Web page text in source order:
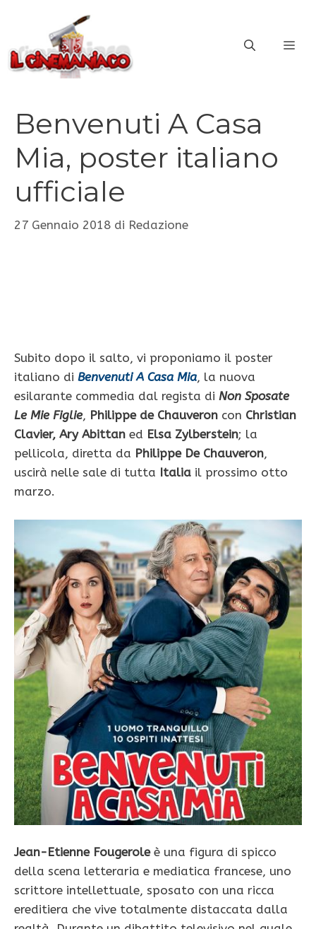
contenuto
Benvenuti A Casa
Mia, poster italiano
ufficiale
27 Gennaio 2018 di Redazione
Subito dopo il salto, vi proponiamo il poster
italiano di Benvenuti A Casa Mia, la nuova
esilarante commedia dal regista di Non Sposate
Le Mie Figlie, Philippe de Chauveron con Christian
Clavier, Ary Abittan ed Elsa Zylberstein; la
pellicola, diretta da Philippe De Chauveron,
uscirà nelle sale di tutta Italia il prossimo otto
marzo.
Jean-Etienne Fougeroleè una figura di spicco
della scena letteraria e mediatica francese, uno
scrittore intellettuale, sposato con una ricca
ereditiera che vive totalmente distaccata dalla